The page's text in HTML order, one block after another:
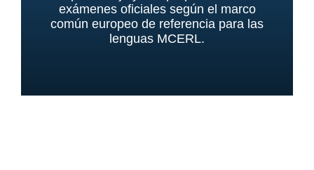
exámenes oficiales según el marco
común europeo de referencia para las
lenguas MCERL.